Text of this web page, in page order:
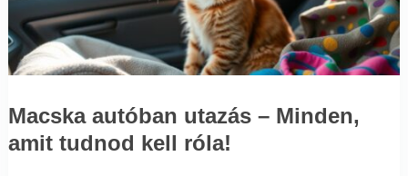
Macska autóban utazás – Minden,
amit tudnod kell róla!